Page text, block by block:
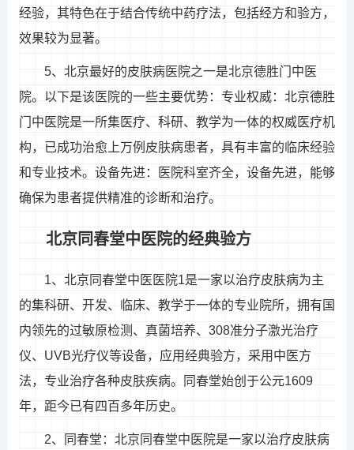
经验，其特色在于结合传统中药疗法，包括经方和验方，
效果较为显著。
5、北京最好的皮肤病医院之一是北京德胜门中医
院。以下是该医院的一些主要优势：专业权威：北京德胜
门中医院是一所集医疗、科研、教学为一体的权威医疗机
构，已成功治愈上万例皮肤病患者，具有丰富的临床经验
和专业技术。设备先进：医院科室齐全，设备先进，能够
确保为患者提供精准的诊断和治疗。
北京同春堂中医院的经典验方
1、北京同春堂中医医院1是一家以治疗皮肤病为主
的集科研、开发、临床、教学于一体的专业院所，拥有国
内领先的过敏原检测、真菌培养、308准分子激光治疗
仪、UVB光疗仪等设备，应用经典验方，采用中医方
法，专业治疗各种皮肤疾病。同春堂始创于公元1609
年，距今已有四百多年历史。
2、同春堂：北京同春堂中医院是一家以治疗皮肤病